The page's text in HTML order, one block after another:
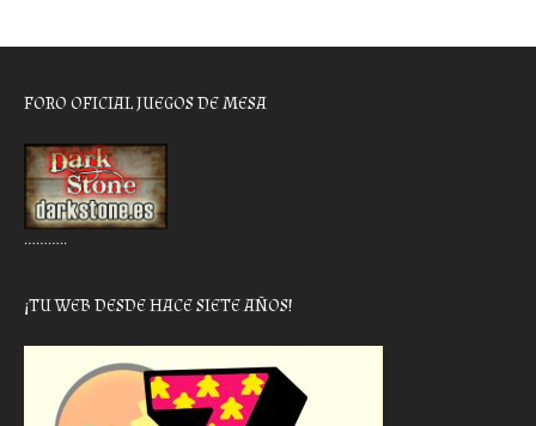
FORO OFICIAL JUEGOS DE MESA
………..
¡TU WEB DESDE HACE SIETE AÑOS!